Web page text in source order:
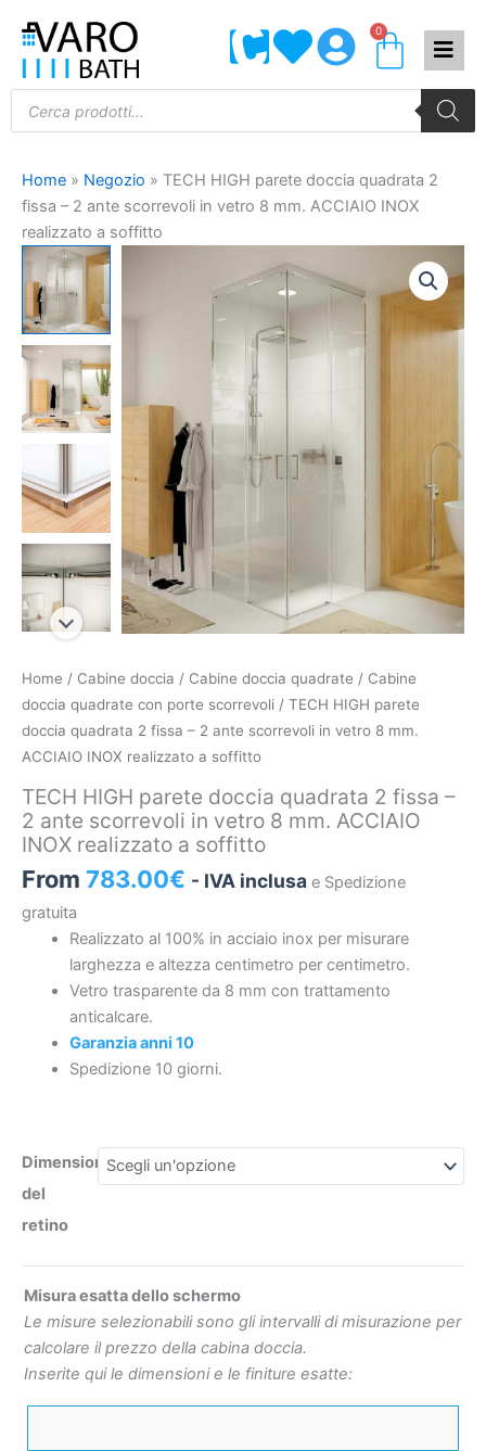
contenuto
0
€375
Products
search
Home » Negozio » TECH HIGH parete doccia quadrata 2
fissa – 2 ante scorrevoli in vetro 8 mm. ACCIAIO INOX
realizzato a soffitto
Home / Cabine doccia / Cabine doccia quadrate / Cabine
doccia quadrate con porte scorrevoli / TECH HIGH parete
doccia quadrata 2 fissa – 2 ante scorrevoli in vetro 8 mm.
ACCIAIO INOX realizzato a soffitto
TECH HIGH parete doccia quadrata 2 fissa –
2 ante scorrevoli in vetro 8 mm. ACCIAIO
INOX realizzato a soffitto
From 783.00€ - IVA inclusa e Spedizione
gratuita
Realizzato al 100% in acciaio inox per misurare
larghezza e altezza centimetro per centimetro.
Vetro trasparente da 8 mm con trattamento
anticalcare.
Garanzia anni 10
Spedizione 10 giorni.
Dimensioni
del
retino
Misura esatta dello schermo
Le misure selezionabili sono gli intervalli di misurazione per
calcolare il prezzo della cabina doccia.
Inserite qui le dimensioni e le finiture esatte:
TECH
HIGH
parete
doccia
2
fissa
2
ante
scorrevoli
vetro
mm.
ACCIAIO
soffitto
quantità